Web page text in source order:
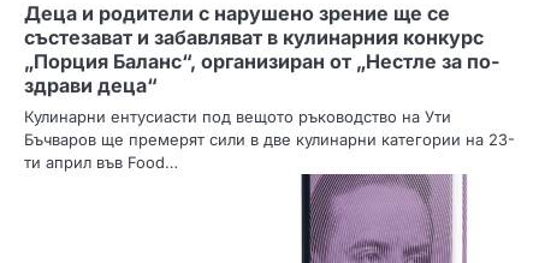
Деца и родители с нарушено зрение ще се
състезават и забавляват в кулинарния конкурс
„Порция Баланс“, организиран от „Нестле за по-
здрави деца“
Кулинарни ентусиасти под вещото ръководство на Ути
Бъчваров ще премерят сили в две кулинарни категории на 23-
ти април във Food…